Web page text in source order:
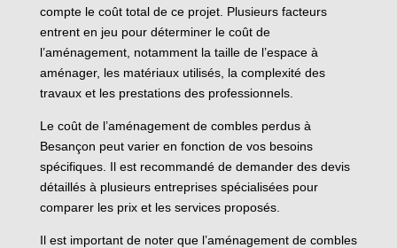
compte le coût total de ce projet. Plusieurs facteurs
entrent en jeu pour déterminer le coût de
l’aménagement, notamment la taille de l’espace à
aménager, les matériaux utilisés, la complexité des
travaux et les prestations des professionnels.
Le coût de l’aménagement de combles perdus à
Besançon peut varier en fonction de vos besoins
spécifiques. Il est recommandé de demander des devis
détaillés à plusieurs entreprises spécialisées pour
comparer les prix et les services proposés.
Il est important de noter que l’aménagement de combles